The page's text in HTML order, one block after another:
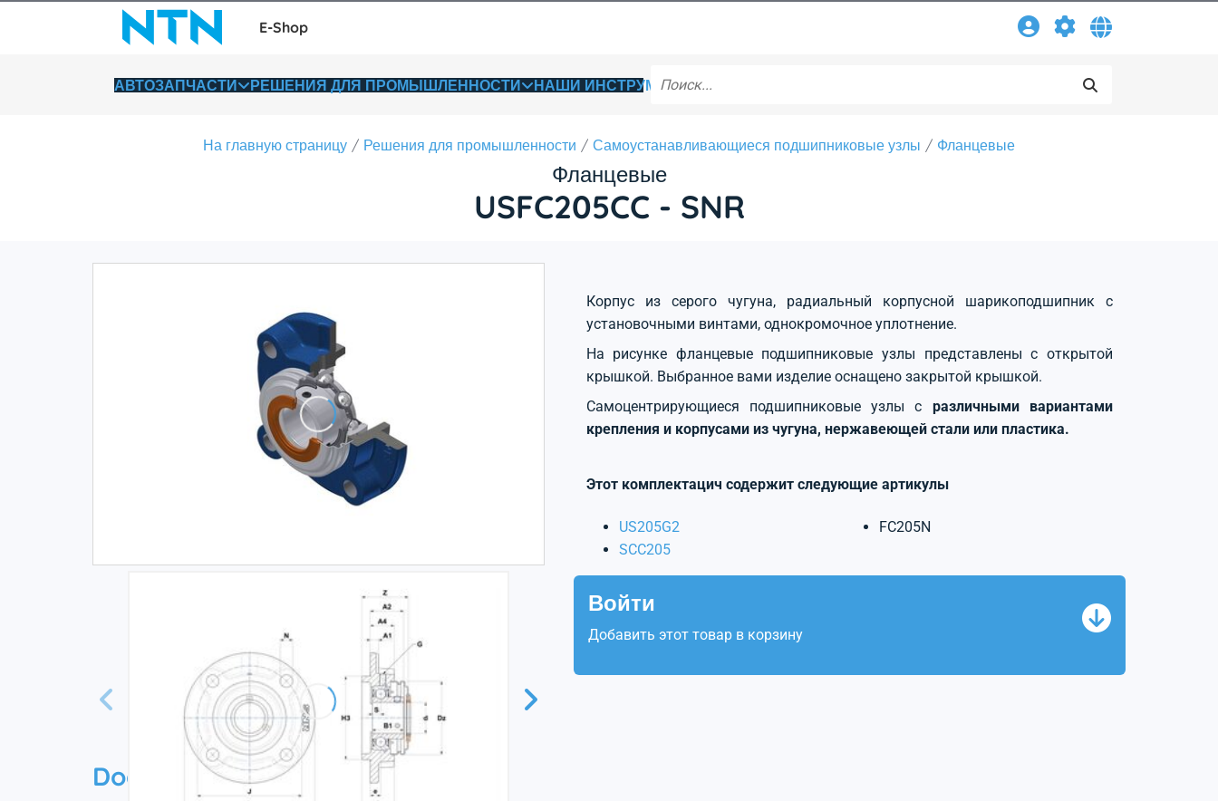
E-Shop
АВТОЗАПЧАСТИ РЕШЕНИЯ ДЛЯ ПРОМЫШЛЕННОСТИ НАШИ ИНСТРУМЕНТЫ
На главную страницу Решения для промышленности Самоустанавливающиеся подшипниковые узлы Фланцевые
Фланцевые
USFC205CC - SNR
Корпус из серого чугуна, радиальный корпусной шарикоподшипник с
установочными винтами, однокромочное уплотнение.
На рисунке фланцевые подшипниковые узлы представлены с открытой
крышкой. Выбранное вами изделие оснащено закрытой крышкой.
Самоцентрирующиеся подшипниковые узлы с различными вариантами
крепления и корпусами из чугуна, нержавеющей стали или пластика.
Этот комплектацич содержит следующие артикулы
US205G2
SCC205
FC205N
Войти
Добавить этот товар в корзину
Documentation